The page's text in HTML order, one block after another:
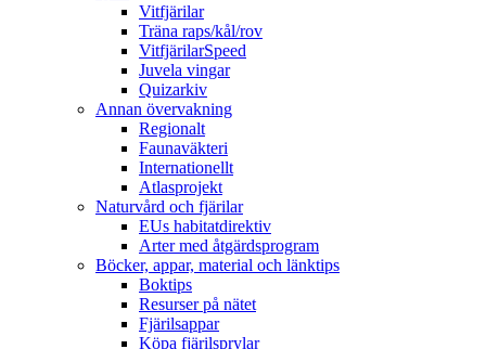
Vitfjärilar
Träna raps/kål/rov
VitfjärilarSpeed
Juvela vingar
Quizarkiv
Annan övervakning
Regionalt
Faunaväkteri
Internationellt
Atlasprojekt
Naturvård och fjärilar
EUs habitatdirektiv
Arter med åtgärdsprogram
Böcker, appar, material och länktips
Boktips
Resurser på nätet
Fjärilsappar
Köpa fjärilsprylar